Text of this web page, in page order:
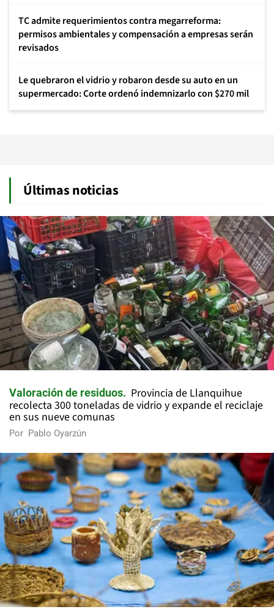
TC admite requerimientos contra megarreforma:
permisos ambientales y compensación a empresas serán
revisados
Le quebraron el vidrio y robaron desde su auto en un
supermercado: Corte ordenó indemnizarlo con $270 mil
Últimas noticias
Valoración de residuos
Provincia de Llanquihue
recolecta 300 toneladas de vidrio y expande el reciclaje
en sus nueve comunas
Por Pablo Oyarzún